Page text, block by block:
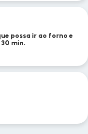
possa ir ao forno e
min.